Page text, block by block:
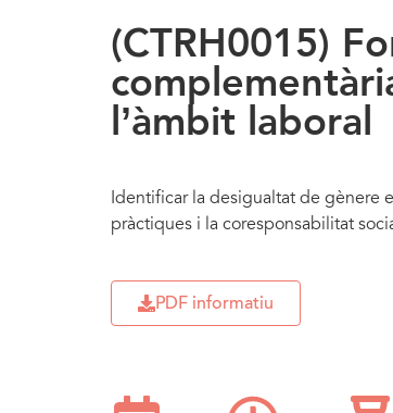
(CTRH0015)
l’àmbit laboral
Identificar la desigualtat de gènere
pràctiques i la coresponsabilitat
PDF informatiu